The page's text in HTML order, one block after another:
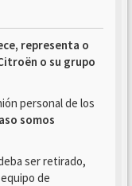
representa o
o su grupo
personal de los
somos
ser retirado,
equipo de